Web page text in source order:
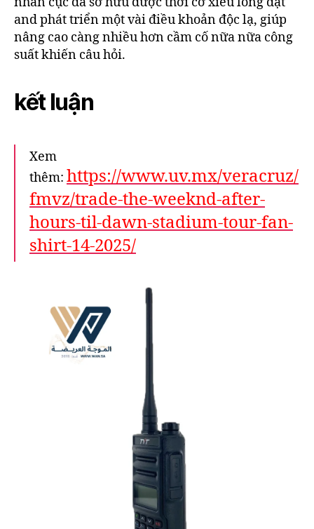
and phát triển một vài điều khoản độc lạ, giúp
nâng cao càng nhiều hơn cầm cố nữa nữa công
suất khiến câu hỏi.
kết luận
Xem
thêm: https://www.uv.mx/veracruz/
fmvz/trade-the-weeknd-after-
hours-til-dawn-stadium-tour-fan-
shirt-14-2025/